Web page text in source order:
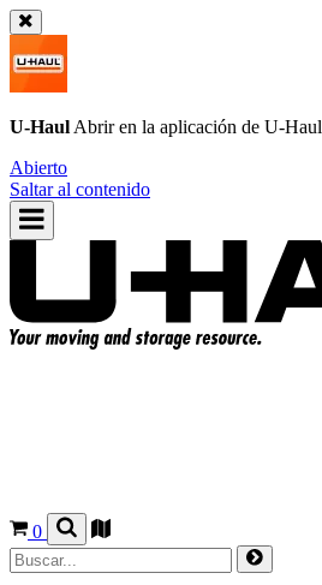
U-Haul Abrir en la aplicación de U-Haul
Abierto
Saltar al contenido
0